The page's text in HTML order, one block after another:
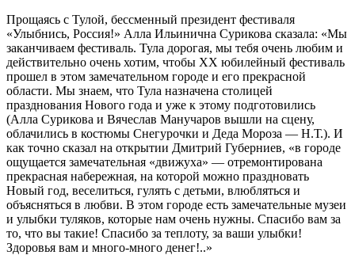
Прощаясь с Тулой, бессменный президент фестиваля
«Улыбнись, Россия!» Алла Ильинична Сурикова сказала: «Мы
заканчиваем фестиваль. Тула дорогая, мы тебя очень любим и
действительно очень хотим, чтобы XX юбилейный фестиваль
прошел в этом замечательном городе и его прекрасной
области. Мы знаем, что Тула назначена столицей
празднования Нового года и уже к этому подготовились
(Алла Сурикова и Вячеслав Манучаров вышли на сцену,
облачились в костюмы Снегурочки и Деда Мороза — Н.Т.). И
как точно сказал на открытии Дмитрий Губерниев, «в городе
ощущается замечательная «движуха» — отремонтирована
прекрасная набережная, на которой можно праздновать
Новый год, веселиться, гулять с детьми, влюбляться и
объясняться в любви. В этом городе есть замечательные музеи
и улыбки туляков, которые нам очень нужны. Спасибо вам за
то, что вы такие! Спасибо за теплоту, за ваши улыбки!
Здоровья вам и много-много денег!..»